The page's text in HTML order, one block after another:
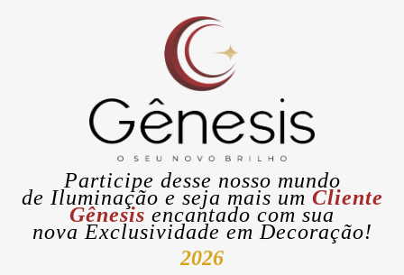
Participe desse nosso mundo
de Iluminação e seja mais um Cliente
Gênesis encantado com sua
novaExclusividade em Decoração!
2026